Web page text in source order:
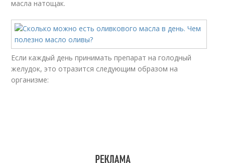
масла натощак.
Если каждый день принимать препарат на голодный
желудок, это отразится следующим образом на
организме: